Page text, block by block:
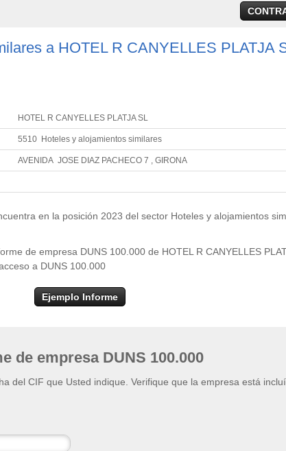
a HOTEL R CANYELLES PLATJA
HOTEL R CANYELLES PLATJA SL
5510 Hoteles y alojamientos similares
AVENIDA JOSE DIAZ PACHECO 7 , GIRONA
×
−en la posición 2023 del sector Hoteles y alojamientos
de empresa DUNS 100.000 de HOTEL R CANYELLES
a DUNS 100.000
Ejemplo Informe
de empresa DUNS 100.000
del CIF que Usted indique. Verifique que la empresa está